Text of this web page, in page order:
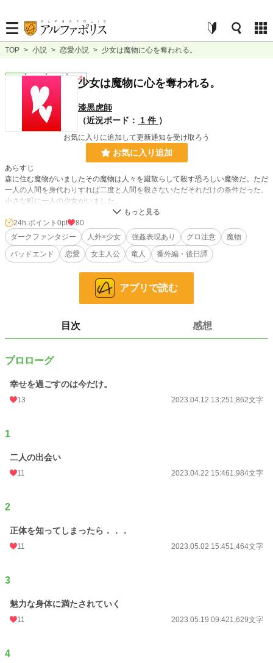
TOP > 小説 > 恋愛小説 > 少女は魔物に心を奪われる。
完結 長編 R18少女は魔物に心を奪われる。
漆黒虎師
（近況ボード：
1 件 ）
お気に入りに追加して更新通知を受け取ろう
お気に入り追加
あらすじ
森に住む魔物がいましたその魔物は人々を蹴散らして殺す恐ろしい魔物だ。ただ
一人の人間を身代わりすれば二度と人間を殺さないただそれだけの条件だった。
小さな町に一人の少女がいました。
名前はノア、ある日学校帰りに父が明日森で晩餐をする為ノアにお使いを頼ます
彼女は何も知らずに父の頼みで森に向かった。
228,743 位 / 228,743 件
24h.ポイント 0 pt
文字数 13,235
更新日時
週間ポイント
年間ポイント
累計ポイント 17,768 pt (75,180 位)
24h.ポイント 0pt
80
ダークファンタジー
人外×少女 強姦表現あり グロ注意
魔物
バッドエンド
恋愛 女主人公 竜人 番外編・後日譚
アプリで読む
目次 感想
プロローグ
幸せを過ごすのは今だけ。
13 2023.04.12 13:251,862文字
1
二人の出会い
11 2023.04.22 15:461,984文字
2
正体を知ってしまったら．．．
11 2023.05.02 15:451,464文字
3
魅力な身体に満たされていく
11 2023.05.19 09:421,629文字
4